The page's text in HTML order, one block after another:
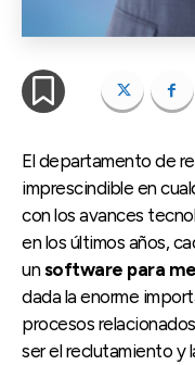
El departamento de
imprescindible en
con los avances
en los últimos años,
unsoftware para
dada la enorme
procesos
ser el reclutamiento y